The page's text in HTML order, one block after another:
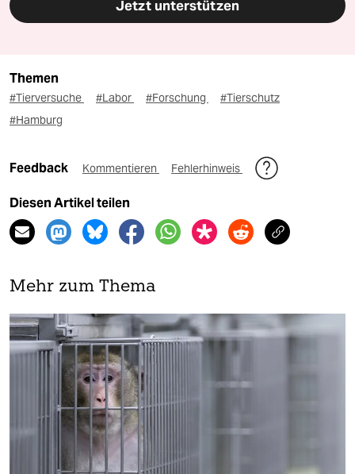
Jetzt unterstützen
Themen
#Tierversuche #Labor #Forschung
#Tierschutz
#Hamburg
Feedback Kommentieren Fehlerhinweis
Diesen Artikel teilen
Mehr zum Thema